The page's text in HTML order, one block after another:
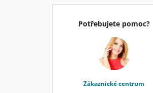
Potřebujete pomoc?
Zákaznické centrum